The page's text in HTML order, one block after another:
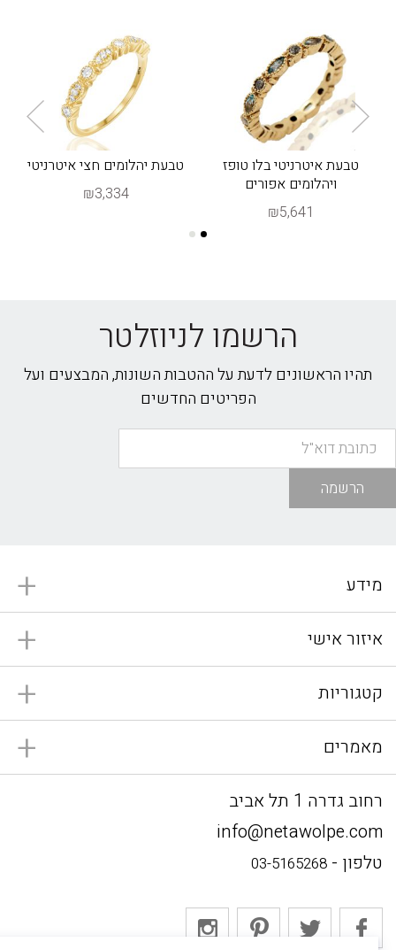
טבעת איטרניטי בלו טופז
ויהלומים אפורים
₪5,641
טבעת יהלומים חצי איטרניטי
₪3,334
הרשמו לניוזלטר
תהיו הראשונים לדעת על ההטבות השונות, המבצעים ועל
הפריטים החדשים
הרשמה
מידע
איזור אישי
קטגוריות
מאמרים
רחוב גדרה 1 תל אביב
info@netawolpe.com
טלפון - 03-5165268